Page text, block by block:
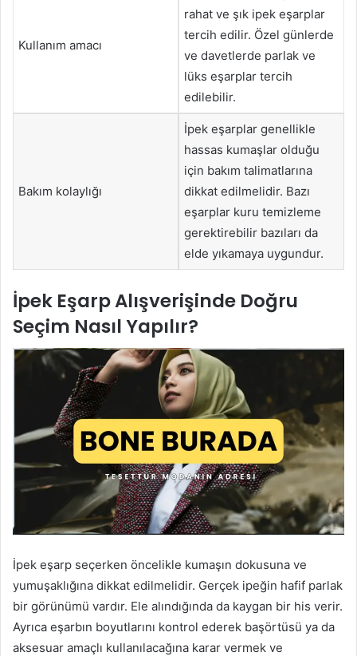
Kullanım amacı
rahat ve şık ipek eşarplar
tercih edilir. Özel günlerde
ve davetlerde parlak ve
lüks eşarplar tercih
edilebilir.
Bakım kolaylığı
İpek eşarplar genellikle
hassas kumaşlar olduğu
için bakım talimatlarına
dikkat edilmelidir. Bazı
eşarplar kuru temizleme
gerektirebilir bazıları da
elde yıkamaya uygundur.
İpek Eşarp Alışverişinde Doğru
Seçim Nasıl Yapılır?
İpek eşarp seçerken öncelikle kumaşın dokusuna ve
yumuşaklığına dikkat edilmelidir. Gerçek ipeğin hafif parlak
bir görünümü vardır. Ele alındığında da kaygan bir his verir.
Ayrıca eşarbın boyutlarını kontrol ederek başörtüsü ya da
aksesuar amaçlı kullanılacağına karar vermek ve